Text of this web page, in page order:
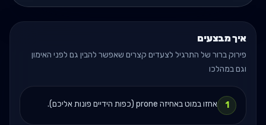
איך מבצעים
פירוק ברור של התרגיל לצעדים קצרים שאפשר להבין גם לפני האימון
וגם במהלכו
1 אחזו במוט באחיזה prone (כפות הידיים פונות אליכם).